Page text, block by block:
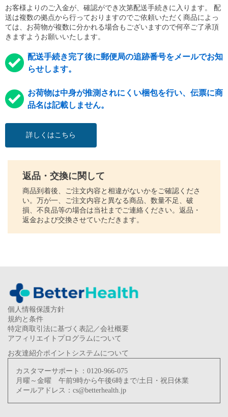
お客様よりのご入金が、確認ができ次第配送手続きに入ります。 配
送は複数の拠点から行っておりますのでご依頼いただく商品によっ
ては、お荷物が複数に分かれる場合もございますので何卒ご了承頂
きますようお願いいたします。
配送手続き完了後に郵便局の追跡番号をメールでお知
らせします。
お荷物は中身が推測されにくい梱包を行い、伝票に商
品名は記載しません。
詳しくはこちら
返品・交換に関して
商品到着後、ご注文内容と相違がないかをご確認くださ
い。万が一、ご注文内容と異なる商品、数量不足、破
損、不良品等の場合は当社までご連絡ください。返品・
返金および交換させていただきます。
個人情報保護方針
規約と条件
特定商取引法に基づく表記／会社概要
アフィリエイトプログラムについて
お友達紹介ポイントシステムについて
カスタマーサポート： 0120-966-075
月曜～金曜 午前9時から午後6時まで/土日・祝日休業
メールアドレス： cs@betterhealth.jp